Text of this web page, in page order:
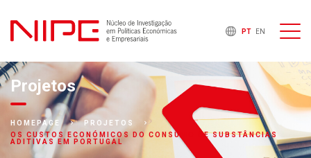
PT EN
Projetos
HOMEPAGE
PROJETOS
OS CUSTOS ECONÓMICOS DO CONSUMO DE SUBSTÂNCIAS
ADITIVAS EM PORTUGAL